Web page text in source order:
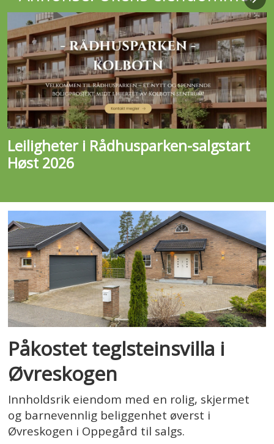
Rekkehus. Skogsåsen 9B, 1412
Sofiemyr. Bruksareal 119 KVM
Påkostet teglsteinsvilla i
Øvreskogen
Innholdsrik eiendom med en rolig, skjermet
og barnevennlig beliggenhet øverst i
Øvreskogen i Oppegård til salgs.